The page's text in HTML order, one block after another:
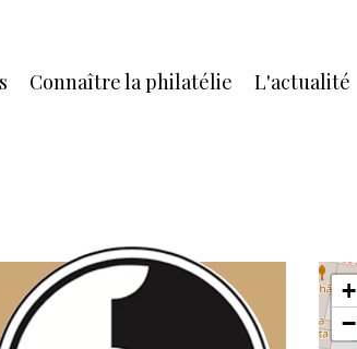
Connaître la philatélie L'actualité
+
−